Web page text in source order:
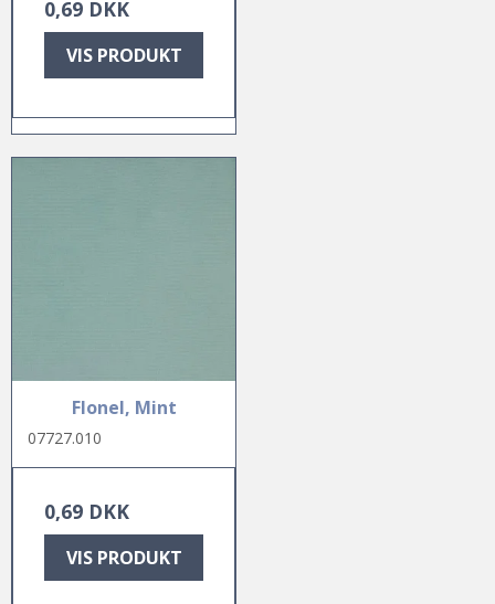
0,69 DKK
VIS PRODUKT
Flonel, Mint
07727.010
0,69 DKK
VIS PRODUKT